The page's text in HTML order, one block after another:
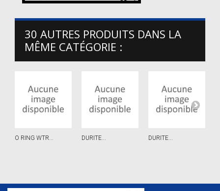
30 AUTRES PRODUITS DANS LA
MÊME CATÉGORIE :
O RING WTR... DURITE... DURITE...